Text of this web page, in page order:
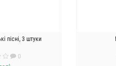
пісні, 3 штуки
0